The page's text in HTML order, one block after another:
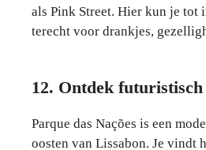
als Pink Street. Hier kun je tot
terecht voor drankjes,
12. Ontdek
Parque das Nações is een
oosten van Lissabon. Je vindt